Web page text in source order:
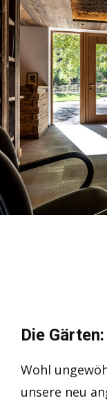
Die
Wohl
unsere neu